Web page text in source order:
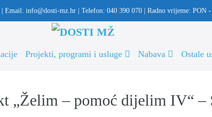
| Email: info@dosti-mz.hr | Telefon: 040 390 070 | Radno vrijeme: PON
Projekti, programi i usluge Nabava Ostale
– pomoć dijelim IV“ –